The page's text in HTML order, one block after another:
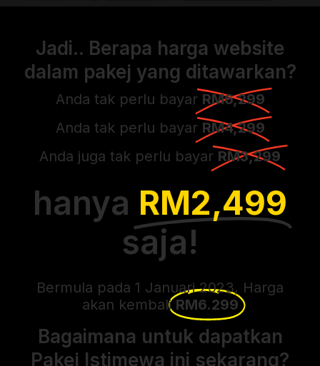
Jadi.. Berapa harga website
dalam pakej yang ditawarkan?
Anda tak perlu bayar RM6,299
Anda tak perlu bayar RM4,299
Anda juga tak perlu bayar RM3,299
hanya RM2,499
saja!
Bermula pada 1 Januari 2023, Harga
akan kembaliRM6.299
Bagaimana untuk dapatkan
Pakej Istimewa ini sekarang?